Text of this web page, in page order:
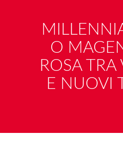
O
ROSA TRA
E NUOVI